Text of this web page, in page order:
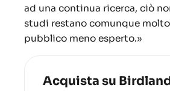
ad una continua ricerca, ciò
studi restano comunque
pubblico meno esperto.»
Acquista su